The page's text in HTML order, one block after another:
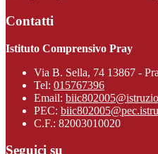
Contatti
Istituto Comprensivo Pray
Via B. Sella, 74 13867 -
Tel: 015767396
Email:
PEC:
C.F.: 82003010020
Seguici su